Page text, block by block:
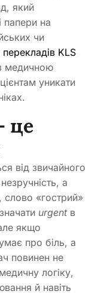
який
папери на
чи
KLS
медичною
уникати
це
від звичайного
а
слово «гострий»
urgentв
якщо
про біль, а
повинен не
логіку,
й навіть